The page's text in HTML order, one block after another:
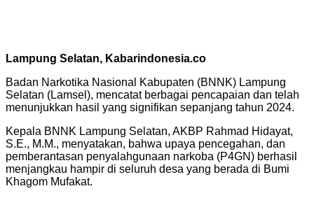
Lampung Selatan, Kabarindonesia.co
Badan Narkotika Nasional Kabupaten (BNNK) Lampung
Selatan (Lamsel), mencatat berbagai pencapaian dan telah
menunjukkan hasil yang signifikan sepanjang tahun 2024.
Kepala BNNK Lampung Selatan, AKBP Rahmad Hidayat,
S.E., M.M., menyatakan, bahwa upaya pencegahan, dan
pemberantasan penyalahgunaan narkoba (P4GN) berhasil
menjangkau hampir di seluruh desa yang berada di Bumi
Khagom Mufakat.